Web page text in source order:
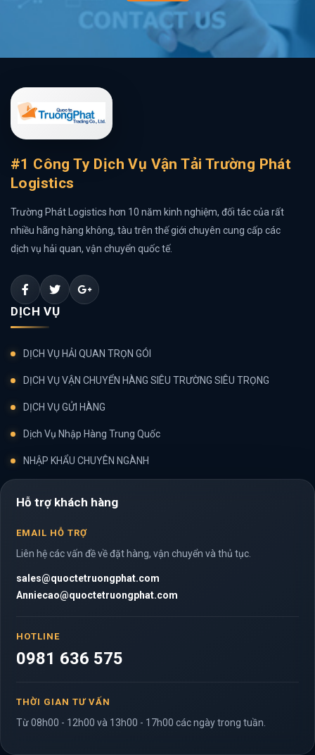
#1 Công Ty Dịch Vụ Vận Tải Trường Phát
Logistics
Trường Phát Logistics hơn 10 năm kinh nghiệm, đối tác của rất
nhiều hãng hàng không, tàu trên thế giới chuyên cung cấp các
dịch vụ hải quan, vận chuyển quốc tế.
DỊCH VỤ
DỊCH VỤ HẢI QUAN TRỌN GÓI
DỊCH VỤ VẬN CHUYỂN HÀNG SIÊU TRƯỜNG SIÊU TRỌNG
DỊCH VỤ GỬI HÀNG
Dịch Vụ Nhập Hàng Trung Quốc
NHẬP KHẨU CHUYÊN NGÀNH
Hỗ trợ khách hàng
EMAIL HỖ TRỢ
Liên hệ các vấn đề về đặt hàng, vận chuyển và thủ tục.
sales@quoctetruongphat.com
Anniecao@quoctetruongphat.com
HOTLINE
0981 636 575
THỜI GIAN TƯ VẤN
Từ 08h00 - 12h00 và 13h00 - 17h00 các ngày trong tuần.